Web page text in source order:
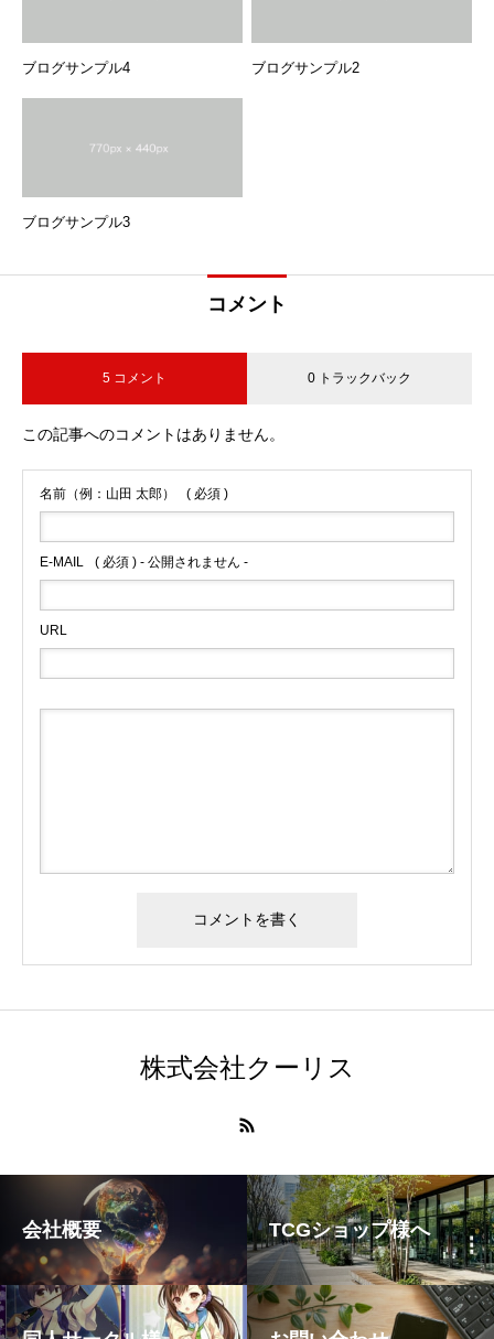
ブログサンプル4 ブログサンプル2
ブログサンプル3
コメント
5 コメント 0 トラックバック
この記事へのコメントはありません。
名前（例：山田 太郎） ( 必須 )
E-MAIL ( 必須 ) - 公開されません -
URL
株式会社クーリス
会社概要 TCGショップ様へ